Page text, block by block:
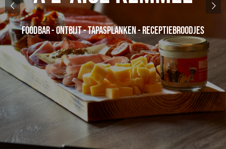
FOODBAR - ONTBIJT - TAPASPLANKEN - RECEPTIEBROODJES